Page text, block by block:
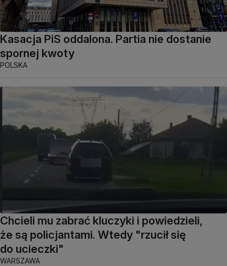
Kasacja PiS oddalona. Partia nie dostanie
spornej kwoty
POLSKA
Chcieli mu zabrać kluczyki i powiedzieli,
że są policjantami. Wtedy "rzucił się
do ucieczki"
WARSZAWA